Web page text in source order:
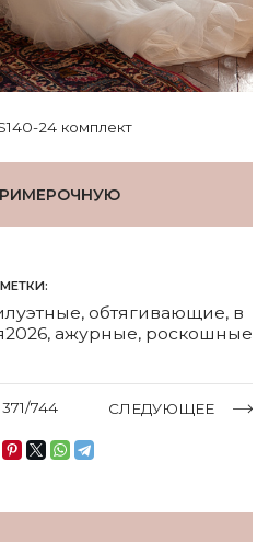
24 комплект
МЕТКИ:
, обтягивающие, в
, ажурные, роскошные
371/744 СЛЕДУЮЩЕЕ